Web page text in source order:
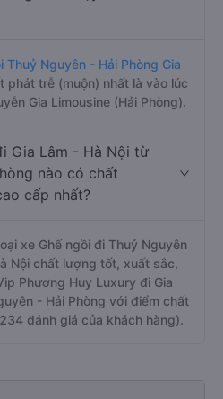
Thuỷ Nguyên - Hải Phòng Gia
phát trễ (muộn) nhất là vào lúc
Gia Limousine (Hải Phòng).
Gia Lâm - Hà Nội từ
nào có chất
cấp nhất?
xe Ghế ngồi đi Thuỷ Nguyên
Nội chất lượng tốt, xuất sắc,
Phương Huy Luxury đi Gia
- Hải Phòng với điểm chất
đánh giá của khách hàng).